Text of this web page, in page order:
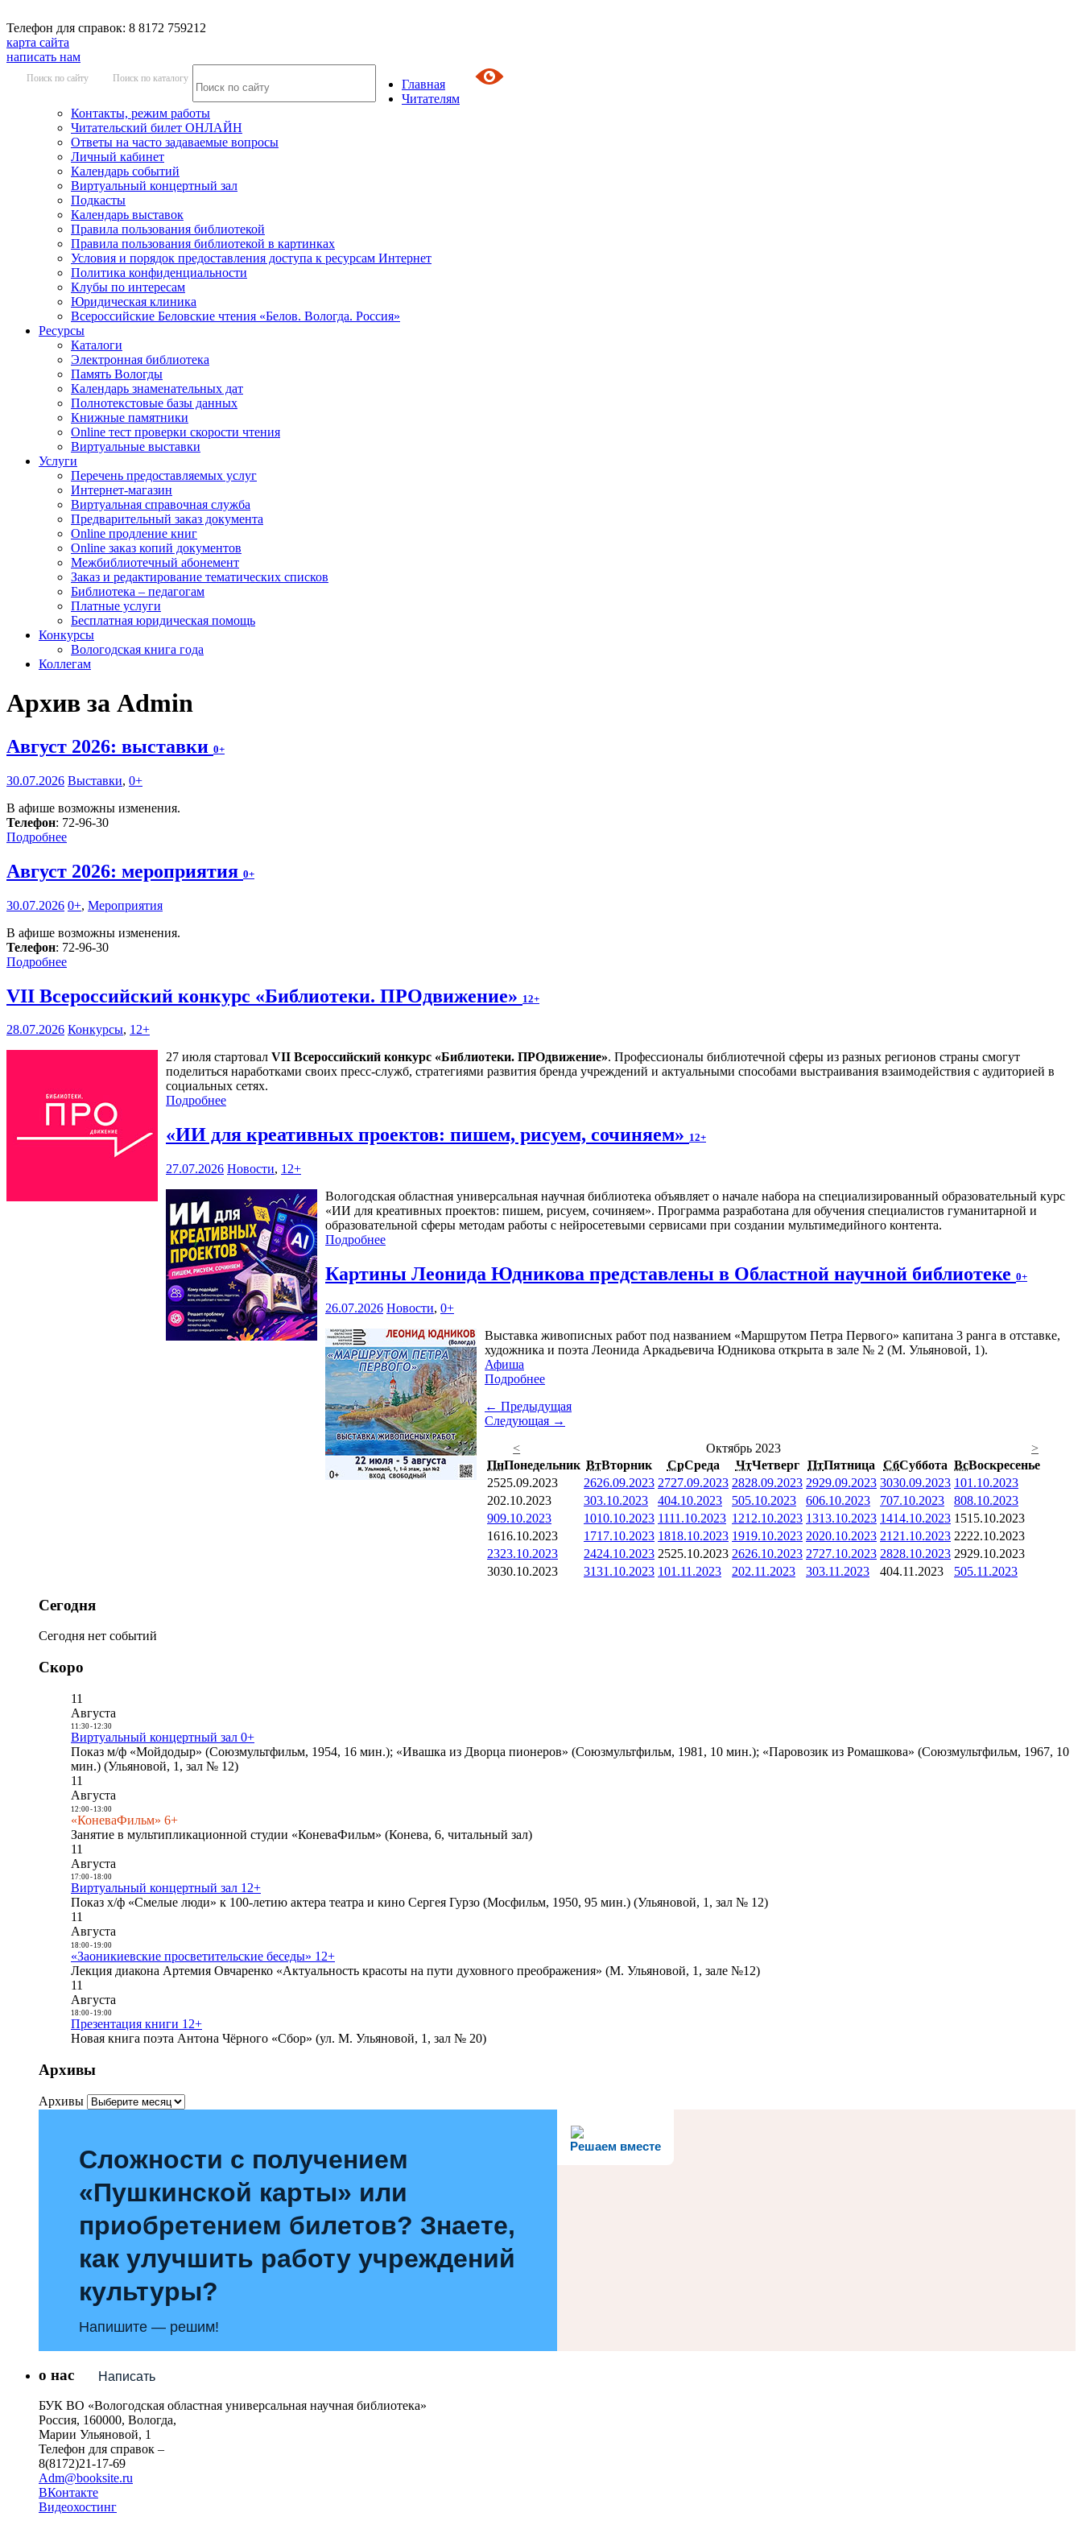
Телефон для справок: 8 8172 759212
карта сайта
написать нам
Поиск по сайту Поиск по каталогу
Главная
Читателям
Контакты, режим работы
Читательский билет ОНЛАЙН
Ответы на часто задаваемые вопросы
Личный кабинет
Календарь событий
Виртуальный концертный зал
Подкасты
Календарь выставок
Правила пользования библиотекой
Правила пользования библиотекой в картинках
Условия и порядок предоставления доступа к ресурсам Интернет
Политика конфиденциальности
Клубы по интересам
Юридическая клиника
Всероссийские Беловские чтения «Белов. Вологда. Россия»
Ресурсы
Каталоги
Электронная библиотека
Память Вологды
Календарь знаменательных дат
Полнотекстовые базы данных
Книжные памятники
Online тест проверки скорости чтения
Виртуальные выставки
Услуги
Перечень предоставляемых услуг
Интернет-магазин
Виртуальная справочная служба
Предварительный заказ документа
Online продление книг
Online заказ копий документов
Межбиблиотечный абонемент
Заказ и редактирование тематических списков
Библиотека – педагогам
Платные услуги
Бесплатная юридическая помощь
Конкурсы
Вологодская книга года
Коллегам
Архив за Admin
Август 2026: выставки 0+
30.07.2026 Выставки, 0+
В афише возможны изменения.
Телефон: 72-96-30
Подробнее
Август 2026: мероприятия 0+
30.07.2026 0+, Мероприятия
В афише возможны изменения.
Телефон: 72-96-30
Подробнее
VII Всероссийский конкурс «Библиотеки. ПРОдвижение» 12+
28.07.2026 Конкурсы, 12+
27 июля стартовал VII Всероссийский конкурс «Библиотеки. ПРОдвижение». Профессионалы библиотечной сферы из разных регионов страны смогут
поделиться наработками своих пресс-служб, стратегиями развития бренда учреждений и актуальными способами выстраивания взаимодействия с аудиторией в
социальных сетях.
Подробнее
«ИИ для креативных проектов: пишем, рисуем, сочиняем» 12+
27.07.2026 Новости, 12+
Вологодская областная универсальная научная библиотека объявляет о начале набора на специализированный образовательный курс
«ИИ для креативных проектов: пишем, рисуем, сочиняем». Программа разработана для обучения специалистов гуманитарной и
образовательной сферы методам работы с нейросетевыми сервисами при создании мультимедийного контента.
Подробнее
Картины Леонида Юдникова представлены в Областной научной библиотеке 0+
26.07.2026 Новости, 0+
Выставка живописных работ под названием «Маршрутом Петра Первого» капитана 3 ранга в отставке,
художника и поэта Леонида Аркадьевича Юдникова открыта в зале № 2 (М. Ульяновой, 1).
Афиша
Подробнее
← Предыдущая
Следующая →
<
Октябрь 2023
>
ПнПонедельник ВтВторник СрСреда ЧтЧетверг ПтПятница СбСуббота ВсВоскресенье
2525.09.2023 2626.09.2023 2727.09.2023 2828.09.2023 2929.09.2023 3030.09.2023 101.10.2023
202.10.2023 303.10.2023 404.10.2023 505.10.2023 606.10.2023 707.10.2023 808.10.2023
909.10.2023 1010.10.2023 1111.10.2023 1212.10.2023 1313.10.2023 1414.10.2023 1515.10.2023
1616.10.2023 1717.10.2023 1818.10.2023 1919.10.2023 2020.10.2023 21 21.10.2023 2222.10.2023
2323.10.2023 2424.10.2023 2525.10.2023 2626.10.2023 2727.10.2023 2828.10.2023 2929.10.2023
3030.10.2023 3131.10.2023 101.11.2023 202.11.2023 303.11.2023 404.11.2023 505.11.2023
Сегодня
Сегодня нет событий
Скоро
11
Августа
11:30- 12:30
Виртуальный концертный зал 0+
Показ м/ф «Мойдодыр» (Союзмультфильм, 1954, 16 мин.); «Ивашка из Дворца пионеров» (Союзмультфильм, 1981, 10 мин.); «Паровозик из Ромашкова» (Союзмультфильм, 1967, 10
мин.) (Ульяновой, 1, зал № 12)
11
Августа
12:00- 13:00
«КоневаФильм» 6+
Занятие в мультипликационной студии «КоневаФильм» (Конева, 6, читальный зал)
11
Августа
17:00- 18:00
Виртуальный концертный зал 12+
Показ х/ф «Смелые люди» к 100-летию актера театра и кино Сергея Гурзо (Мосфильм, 1950, 95 мин.) (Ульяновой, 1, зал № 12)
11
Августа
18:00- 19:00
«Заоникиевские просветительские беседы» 12+
Лекция диакона Артемия Овчаренко «Актуальность красоты на пути духовного преображения» (М. Ульяновой, 1, зале №12)
11
Августа
18:00- 19:00
Презентация книги 12+
Новая книга поэта Антона Чёрного «Сбор» (ул. М. Ульяновой, 1, зал № 20)
Архивы
Архивы
Решаем вместе
Сложности с получением
«Пушкинской карты» или
приобретением билетов? Знаете,
как улучшить работу учреждений
культуры?
Напишите — решим!
Написать
о нас
БУК ВО «Вологодская областная универсальная научная библиотека»
Россия, 160000, Вологда,
Марии Ульяновой, 1
Телефон для справок –
8(8172)21-17-69
Adm@booksite.ru
ВКонтакте
Видеохостинг